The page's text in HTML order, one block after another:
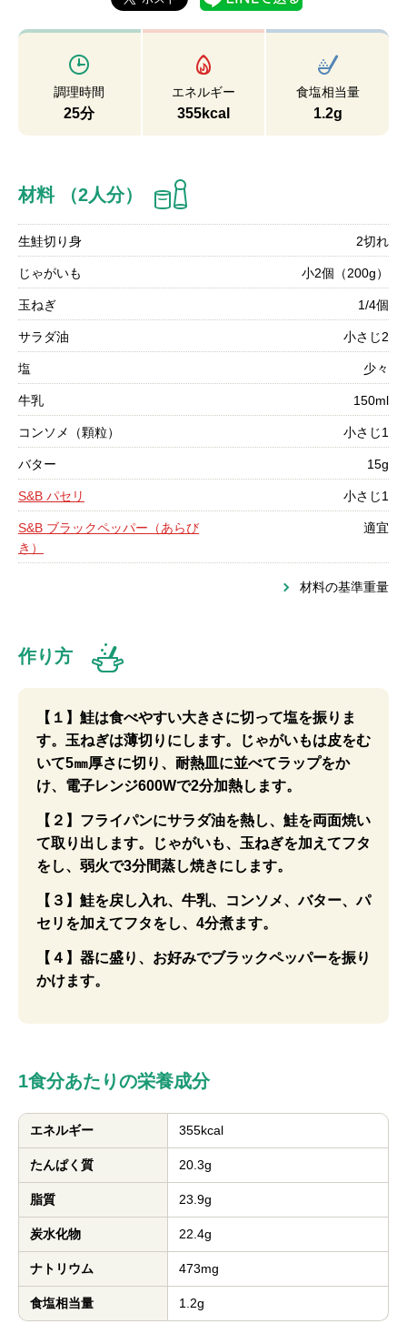
調理時間
25分
エネルギー
355kcal
食塩相当量
1.2g
材料 （2人分）
生鮭切り身 2切れ
じゃがいも 小2個（200g）
玉ねぎ 1/4個
サラダ油 小さじ2
塩 少々
牛乳 150ml
コンソメ（顆粒） 小さじ1
バター 15g
S&B パセリ 小さじ1
S&B ブラックペッパー（あらび
き）
適宜
材料の基準重量
作り方
【１】鮭は食べやすい大きさに切って塩を振りま
す。玉ねぎは薄切りにします。じゃがいもは皮をむ
いて5㎜厚さに切り、耐熱皿に並べてラップをか
け、電子レンジ600Wで2分加熱します。
【２】フライパンにサラダ油を熱し、鮭を両面焼い
て取り出します。じゃがいも、玉ねぎを加えてフタ
をし、弱火で3分間蒸し焼きにします。
【３】鮭を戻し入れ、牛乳、コンソメ、バター、パ
セリを加えてフタをし、4分煮ます。
【４】器に盛り、お好みでブラックペッパーを振り
かけます。
1食分あたりの栄養成分
エネルギー 355kcal
たんぱく質 20.3g
脂質 23.9g
炭水化物 22.4g
ナトリウム 473mg
食塩相当量 1.2g